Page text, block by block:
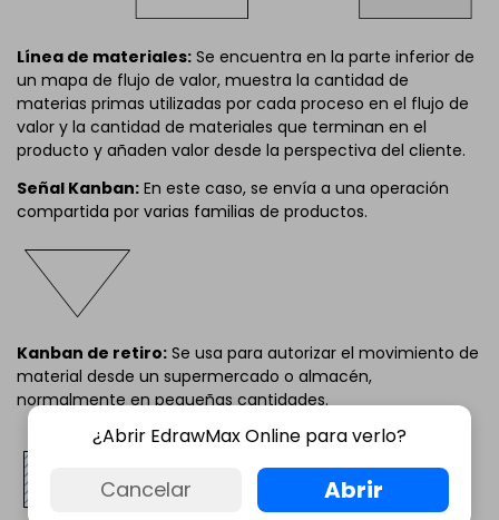
Línea de materiales: Se encuentra en la parte inferior de
un mapa de flujo de valor, muestra la cantidad de
materias primas utilizadas por cada proceso en el flujo de
valor y la cantidad de materiales que terminan en el
producto y añaden valor desde la perspectiva del cliente.
Señal Kanban: En este caso, se envía a una operación
compartida por varias familias de productos.
Kanban de retiro: Se usa para autorizar el movimiento de
material desde un supermercado o almacén,
normalmente en pequeñas cantidades.
¿Abrir EdrawMax Online para verlo?
Cancelar Abrir